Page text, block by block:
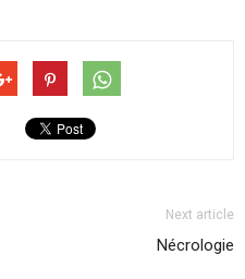
Next article
Nécrologie